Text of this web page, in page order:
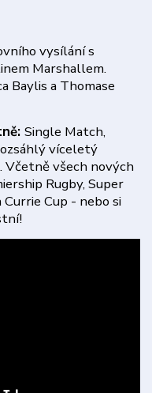
vysílání s
Marshallem.
Baylis a Thomase
Single Match,
víceletý
Včetně všech nových
Rugby, Super
Currie Cup - nebo si